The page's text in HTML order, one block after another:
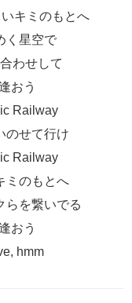
キミのもとへ
く星空で
わせして
おう
Railway
のせて行け
Railway
ミのもとへ
らを繋いでる
おう
hmm